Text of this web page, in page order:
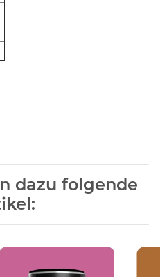
dazu folgende